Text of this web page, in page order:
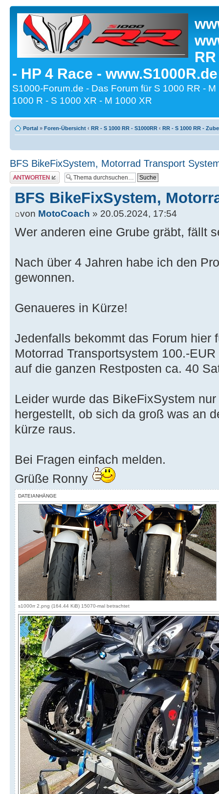
- HP 4 Race -
S1000-Forum.de - Das Forum für S 1000 RR -
1000 R - S 1000 XR - M 1000 XR
Portal » Foren-Übersicht ‹ RR - S 1000 RR - S1000RR ‹ RR - S 1000 RR -
BFS BikeFixSystem, Motorrad Transport
Antwort erstellen
BFS BikeFixSystem,
von MotoCoach » 20.05.2024, 17:54
Wer anderen eine Grube gräbt, fällt
Nach über 4 Jahren habe ich den
gewonnen.
Genaueres in Kürze!
Jedenfalls bekommt das Forum hier
Motorrad Transportsystem 100.-
auf die ganzen Restposten ca. 40
Leider wurde das BikeFixSystem
hergestellt, ob sich da groß was an
kürze raus.
Bei Fragen einfach melden.
Grüße Ronny
DATEIANHÄNGE
s1000rr 2.png (164.44 KiB) 15070-mal betrachtet